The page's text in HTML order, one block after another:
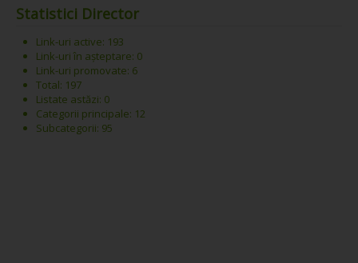
Statistici Director
Link-uri active: 193
Link-uri în așteptare: 0
Link-uri promovate: 6
Total: 197
Listate astăzi: 0
Categorii principale: 12
Subcategorii: 95